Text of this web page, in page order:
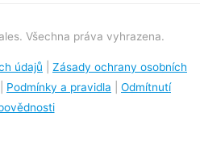
Všechna práva vyhrazena.
údajů
Zásady ochrany osobních
Podmínky a pravidla
Odmítnutí